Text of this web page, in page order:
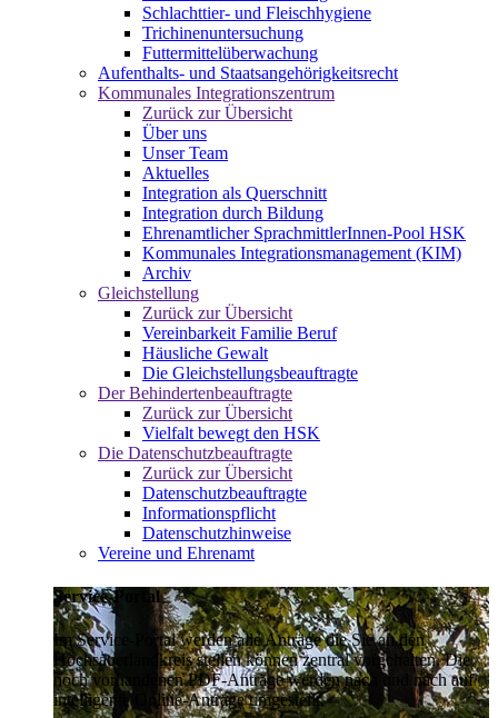
Schlachttier- und Fleischhygiene
Trichinenuntersuchung
Futtermittelüberwachung
Aufenthalts- und Staatsangehörigkeitsrecht
Kommunales Integrationszentrum
Zurück zur Übersicht
Über uns
Unser Team
Aktuelles
Integration als Querschnitt
Integration durch Bildung
Ehrenamtlicher SprachmittlerInnen-Pool HSK
Kommunales Integrationsmanagement (KIM)
Archiv
Gleichstellung
Zurück zur Übersicht
Vereinbarkeit Familie Beruf
Häusliche Gewalt
Die Gleichstellungsbeauftragte
Der Behindertenbeauftragte
Zurück zur Übersicht
Vielfalt bewegt den HSK
Die Datenschutzbeauftragte
Zurück zur Übersicht
Datenschutzbeauftragte
Informationspflicht
Datenschutzhinweise
Vereine und Ehrenamt
Service-Portal
Im Service-Portal werden alle Anträge die Sie an den
Hochsauerlandkreis stellen können zentral vorgehalten. Die
noch vorhandenen PDF-Anträge werden nach und nach auf
intelligente Online-Anträge umgestellt.